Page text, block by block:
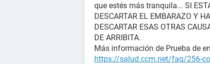
que estés más tranquila... SI
DESCARTAR EL EMBARAZO Y
DESCARTAR ESAS OTRAS
DE ARRIBITA.
Más información de Prueba de
https://salud.ccm.net/faq/256-